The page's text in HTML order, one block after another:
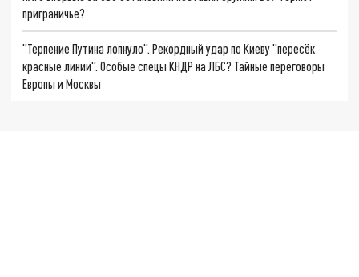
приграничье?
"Терпение Путина лопнуло". Рекордный удар по Киеву "пересёк
красные линии". Особые спецы КНДР на ЛБС? Тайные переговоры
Европы и Москвы